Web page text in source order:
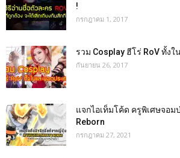
!
กรกฎาคม 1, 2017
รวม Cosplay ฮีโร่ RoV ทั้ง
กันยายน 26, 2017
แจกไอเท็มโค้ด ครูพิเศษจอ
Reborn
กรกฎาคม 27, 2021